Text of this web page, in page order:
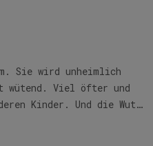
Sie wird unheimlich
wütend. Viel öfter und
Kinder. Und die Wut…